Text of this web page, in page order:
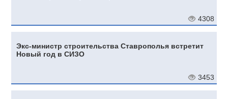
4308
Экс-министр строительства Ставрополья встретит
Новый год в СИЗО
3453